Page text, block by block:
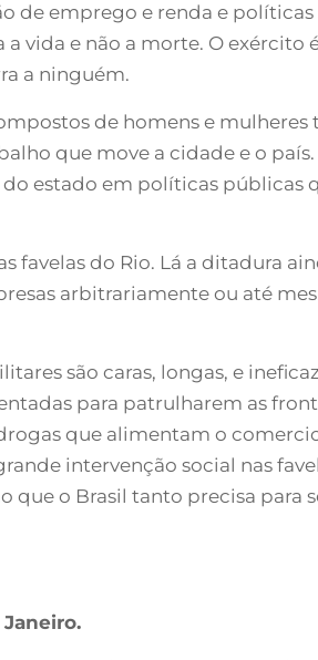
de emprego e renda e
vida e não a morte. O
a ninguém.
de homens e
que move a cidade e o
estado em políticas públicas
favelas do Rio. Lá a ditadura
arbitrariamente ou até
são caras, longas, e
para patrulharem as
que alimentam o
intervenção social nas
o Brasil tanto precisa para